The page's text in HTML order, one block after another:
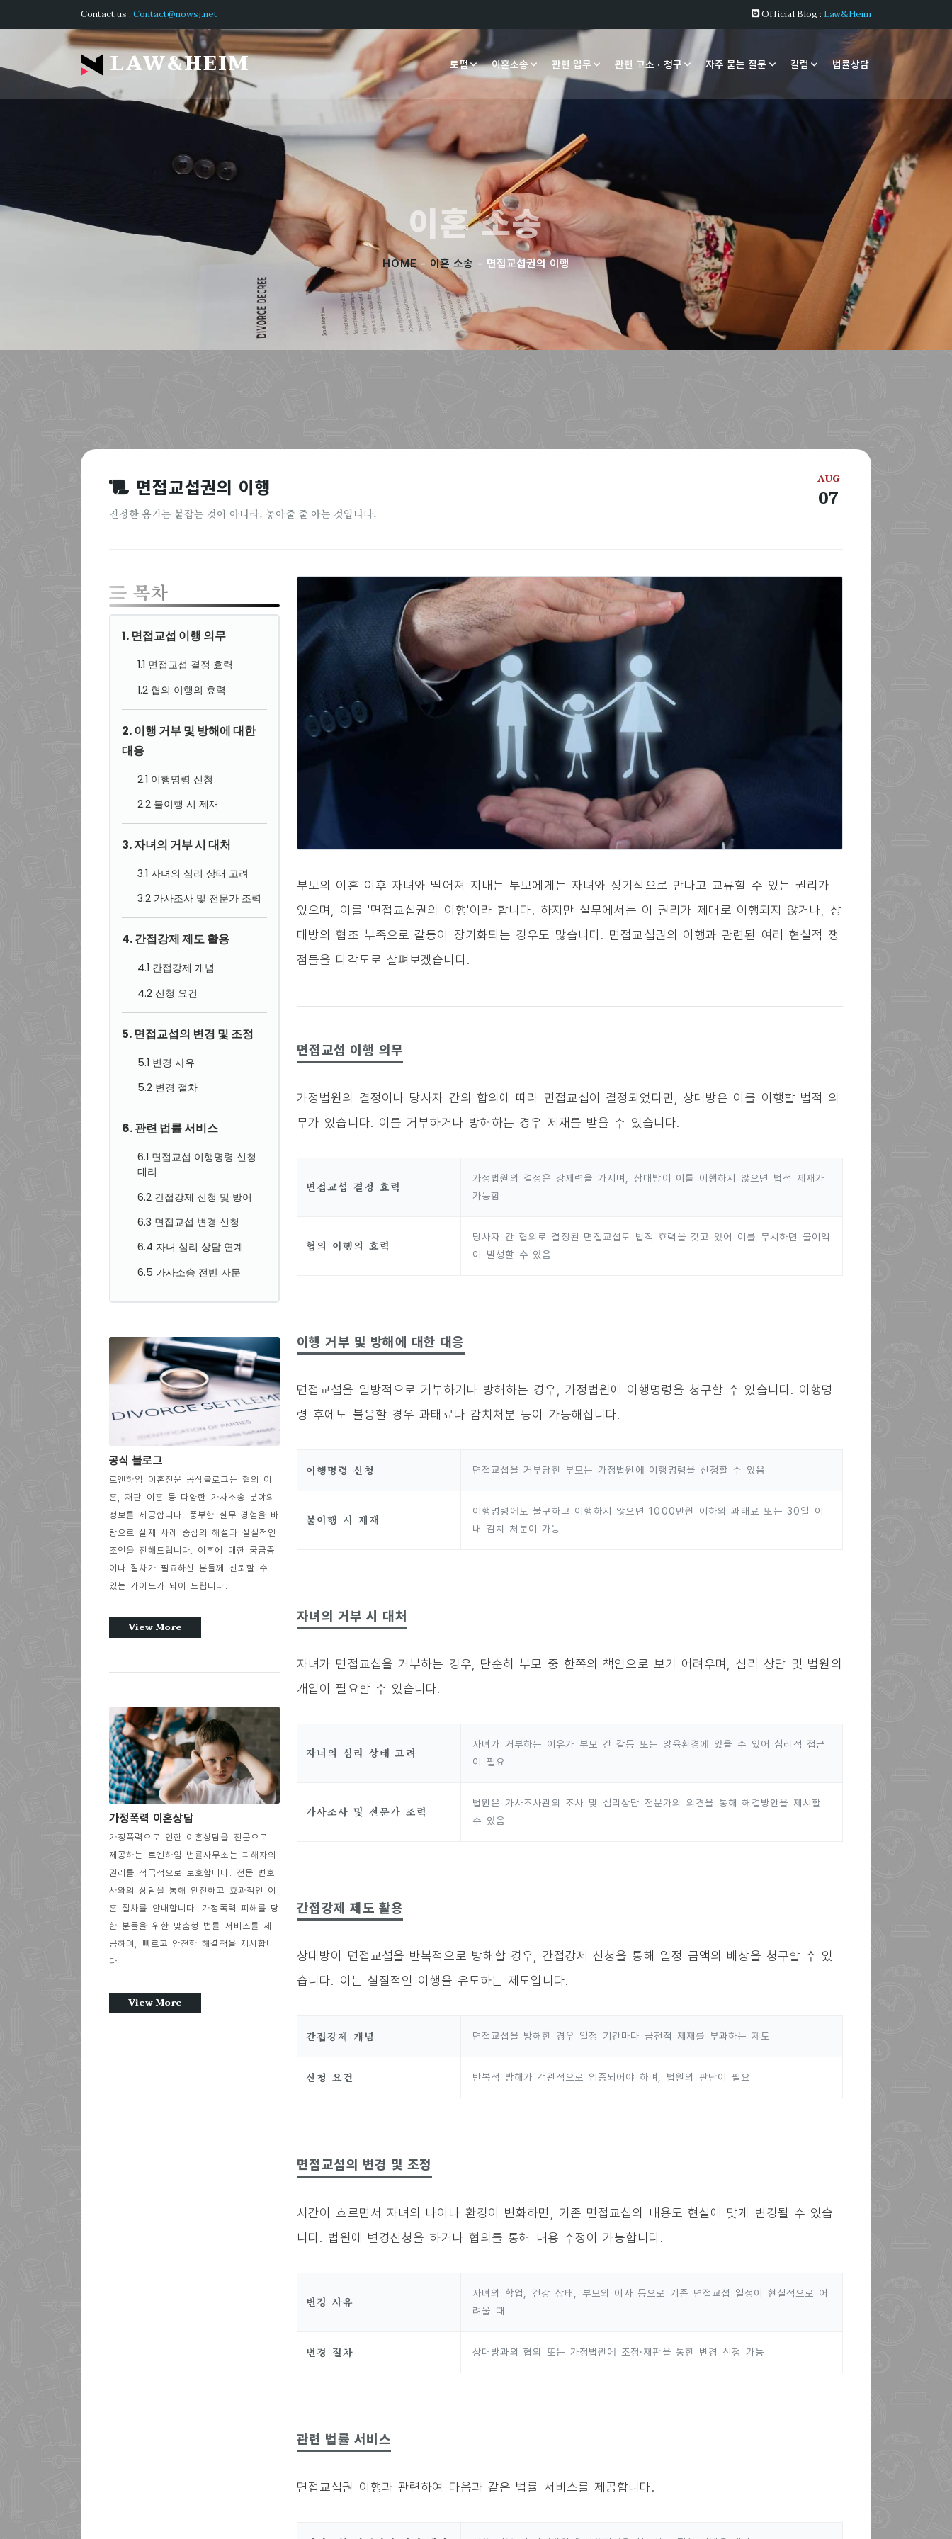
Contact us :Contact@nowsj.net Official Blog : Law&Heim
LAW&HEIM 로펌 이혼소송 관련 업무 관련 고소 · 청구 자주 묻는 질문 칼럼 법률상담
이혼 소송
HOME- 이혼 소송 - 면접교섭권의 이행
AUG
07
면접교섭권의 이행
진정한 용기는 붙잡는 것이 아니라, 놓아줄 줄 아는 것입니다.
목차
1. 면접교섭 이행 의무
1.1 면접교섭 결정 효력
1.2 협의 이행의 효력
2. 이행 거부 및 방해에 대한
대응
2.1 이행명령 신청
2.2 불이행 시 제재
3. 자녀의 거부 시 대처
3.1 자녀의 심리 상태 고려
3.2 가사조사 및 전문가 조력
4. 간접강제 제도 활용
4.1 간접강제 개념
4.2 신청 요건
5. 면접교섭의 변경 및 조정
5.1 변경 사유
5.2 변경 절차
6. 관련 법률 서비스
6.1 면접교섭 이행명령 신청
대리
6.2 간접강제 신청 및 방어
6.3 면접교섭 변경 신청
6.4 자녀 심리 상담 연계
6.5 가사소송 전반 자문
공식 블로그
로엔하임 이혼전문 공식블로그는 협의 이
혼, 재판 이혼 등 다양한 가사소송 분야의
정보를 제공합니다. 풍부한 실무 경험을 바
탕으로 실제 사례 중심의 해설과 실질적인
조언을 전해드립니다. 이혼에 대한 궁금증
이나 절차가 필요하신 분들께 신뢰할 수
있는 가이드가 되어 드립니다.
View More
가정폭력 이혼상담
가정폭력으로 인한 이혼상담을 전문으로
제공하는 로엔하임 법률사무소는 피해자의
권리를 적극적으로 보호합니다. 전문 변호
사와의 상담을 통해 안전하고 효과적인 이
혼 절차를 안내합니다. 가정폭력 피해를 당
한 분들을 위한 맞춤형 법률 서비스를 제
공하며, 빠르고 안전한 해결책을 제시합니
다.
View More
부모의 이혼 이후 자녀와 떨어져 지내는 부모에게는 자녀와 정기적으로 만나고 교류할 수 있는 권리가
있으며, 이를 '면접교섭권의 이행'이라 합니다. 하지만 실무에서는 이 권리가 제대로 이행되지 않거나, 상
대방의 협조 부족으로 갈등이 장기화되는 경우도 많습니다. 면접교섭권의 이행과 관련된 여러 현실적 쟁
점들을 다각도로 살펴보겠습니다.
면접교섭 이행 의무
가정법원의 결정이나 당사자 간의 합의에 따라 면접교섭이 결정되었다면, 상대방은 이를 이행할 법적 의
무가 있습니다. 이를 거부하거나 방해하는 경우 제재를 받을 수 있습니다.
면접교섭 결정 효력
가정법원의 결정은 강제력을 가지며, 상대방이 이를 이행하지 않으면 법적 제재가
가능함
협의 이행의 효력
당사자 간 협의로 결정된 면접교섭도 법적 효력을 갖고 있어 이를 무시하면 불이익
이 발생할 수 있음
이행 거부 및 방해에 대한 대응
면접교섭을 일방적으로 거부하거나 방해하는 경우, 가정법원에 이행명령을 청구할 수 있습니다. 이행명
령 후에도 불응할 경우 과태료나 감치처분 등이 가능해집니다.
이행명령 신청 면접교섭을 거부당한 부모는 가정법원에 이행명령을 신청할 수 있음
불이행 시 제재
이행명령에도 불구하고 이행하지 않으면 1000만원 이하의 과태료 또는 30일 이
내 감치 처분이 가능
자녀의 거부 시 대처
자녀가 면접교섭을 거부하는 경우, 단순히 부모 중 한쪽의 책임으로 보기 어려우며, 심리 상담 및 법원의
개입이 필요할 수 있습니다.
자녀의 심리 상태 고려
자녀가 거부하는 이유가 부모 간 갈등 또는 양육환경에 있을 수 있어 심리적 접근
이 필요
가사조사 및 전문가 조력
법원은 가사조사관의 조사 및 심리상담 전문가의 의견을 통해 해결방안을 제시할
수 있음
간접강제 제도 활용
상대방이 면접교섭을 반복적으로 방해할 경우, 간접강제 신청을 통해 일정 금액의 배상을 청구할 수 있
습니다. 이는 실질적인 이행을 유도하는 제도입니다.
간접강제 개념 면접교섭을 방해한 경우 일정 기간마다 금전적 제재를 부과하는 제도
신청 요건 반복적 방해가 객관적으로 입증되어야 하며, 법원의 판단이 필요
면접교섭의 변경 및 조정
시간이 흐르면서 자녀의 나이나 환경이 변화하면, 기존 면접교섭의 내용도 현실에 맞게 변경될 수 있습
니다. 법원에 변경신청을 하거나 협의를 통해 내용 수정이 가능합니다.
변경 사유
자녀의 학업, 건강 상태, 부모의 이사 등으로 기존 면접교섭 일정이 현실적으로 어
려울 때
변경 절차 상대방과의 협의 또는 가정법원에 조정·재판을 통한 변경 신청 가능
관련 법률 서비스
면접교섭권 이행과 관련하여 다음과 같은 법률 서비스를 제공합니다.